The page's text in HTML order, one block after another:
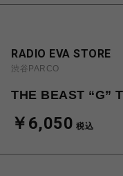
RADIO EVA STORE
渋谷PARCO
THE BEAST “G”
￥6,050 税込